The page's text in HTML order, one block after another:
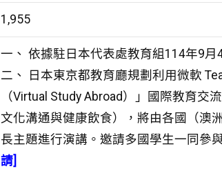
1,955
一、 依據駐日本代表處教育組114年9月
二、 日本東京都教育廳規劃利用微軟
（Virtual Study Abroad）」國際教育交
文化溝通與健康飲食）， 將由各國（澳
長主題進行演講。邀請多國學生一同參
請]